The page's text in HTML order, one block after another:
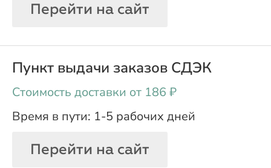
Перейти на сайт
Пункт выдачи заказов СДЭК
oт 186 ₽
1-5 рабочих дней
Перейти на сайт